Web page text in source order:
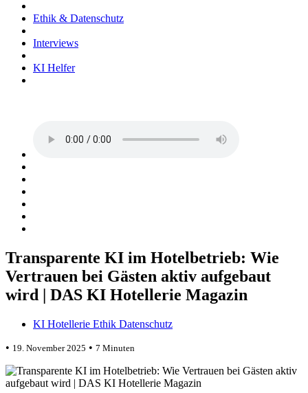
Ethik & Datenschutz
Interviews
KI Helfer
Transparente KI im Hotelbetrieb: Wie
Vertrauen bei Gästen aktiv aufgebaut
wird | DAS KI Hotellerie Magazin
KI Hotellerie Ethik Datenschutz
• 19. November 2025 • 7 Minuten